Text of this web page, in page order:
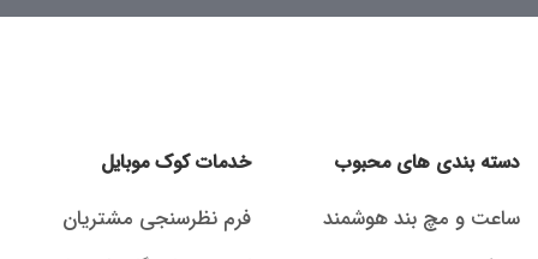
دسته بندی های محبوب
ساعت و مچ بند هوشمند
خدمات کوک موبایل
فرم نظرسنجی مشتریان